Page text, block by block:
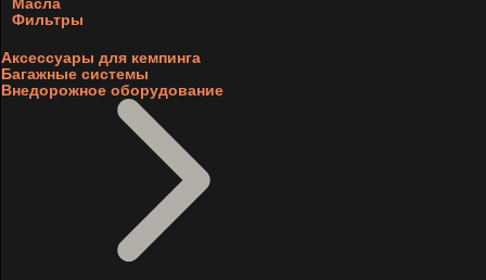
Фильтры
Аксессуары для кемпинга
Багажные системы
Внедорожное оборудование